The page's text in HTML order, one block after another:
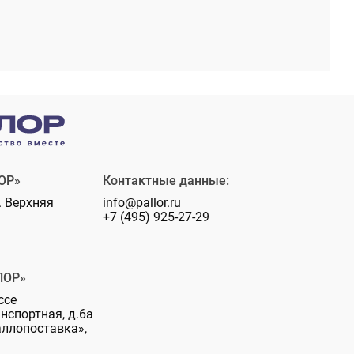
Верхняя
д.6а
Контактные данные:
info@pallor.ru
+7 (495) 925-27-29